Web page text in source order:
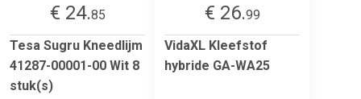
€ 24.85
Tesa Sugru Kneedlijm
41287-00001-00 Wit 8
stuk(s)
€ 26.99
VidaXL Kleefstof
hybride GA-WA25